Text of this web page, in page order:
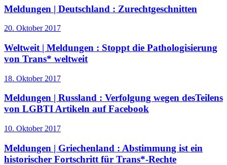
Meldungen | Deutschland : Zurechtgeschnitten
20. Oktober 2017
Weltweit | Meldungen : Stoppt die Pathologisierung
von Trans* weltweit
18. Oktober 2017
Meldungen | Russland : Verfolgung wegen desTeilens
von LGBTI Artikeln auf Facebook
10. Oktober 2017
Meldungen | Griechenland : Abstimmung ist ein
historischer Fortschritt für Trans*-Rechte